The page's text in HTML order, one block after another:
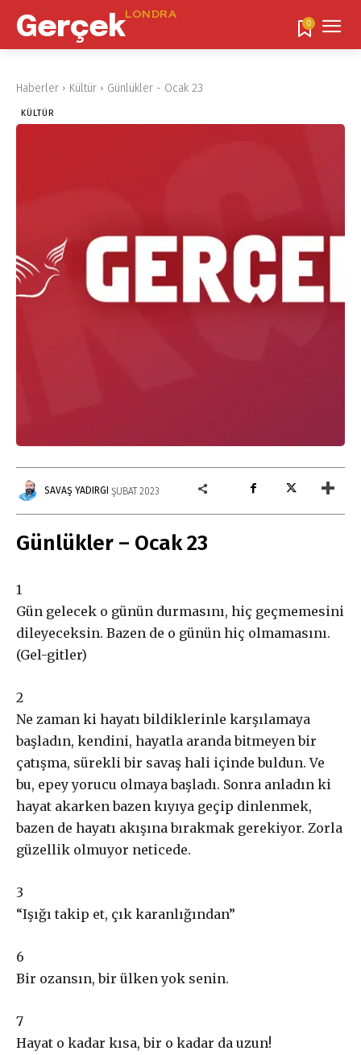
GerçekLONDRA
0
Haberler Kültür Günlükler - Ocak 23
KÜLTÜR
SAVAŞ YADIRGI ŞUBAT 2023
Günlükler – Ocak 23
1
Gün gelecek o günün durmasını, hiç geçmemesini
dileyeceksin. Bazen de o günün hiç olmamasını.
(Gel-gitler)
2
Ne zaman ki hayatı bildiklerinle karşılamaya
başladın, kendini, hayatla aranda bitmeyen bir
çatışma, sürekli bir savaş hali içinde buldun. Ve
bu, epey yorucu olmaya başladı. Sonra anladın ki
hayat akarken bazen kıyıya geçip dinlenmek,
bazen de hayatı akışına bırakmak gerekiyor. Zorla
güzellik olmuyor neticede.
3
“Işığı takip et, çık karanlığından”
6
Bir ozansın, bir ülken yok senin.
7
Hayat o kadar kısa,bir o kadar da uzun!